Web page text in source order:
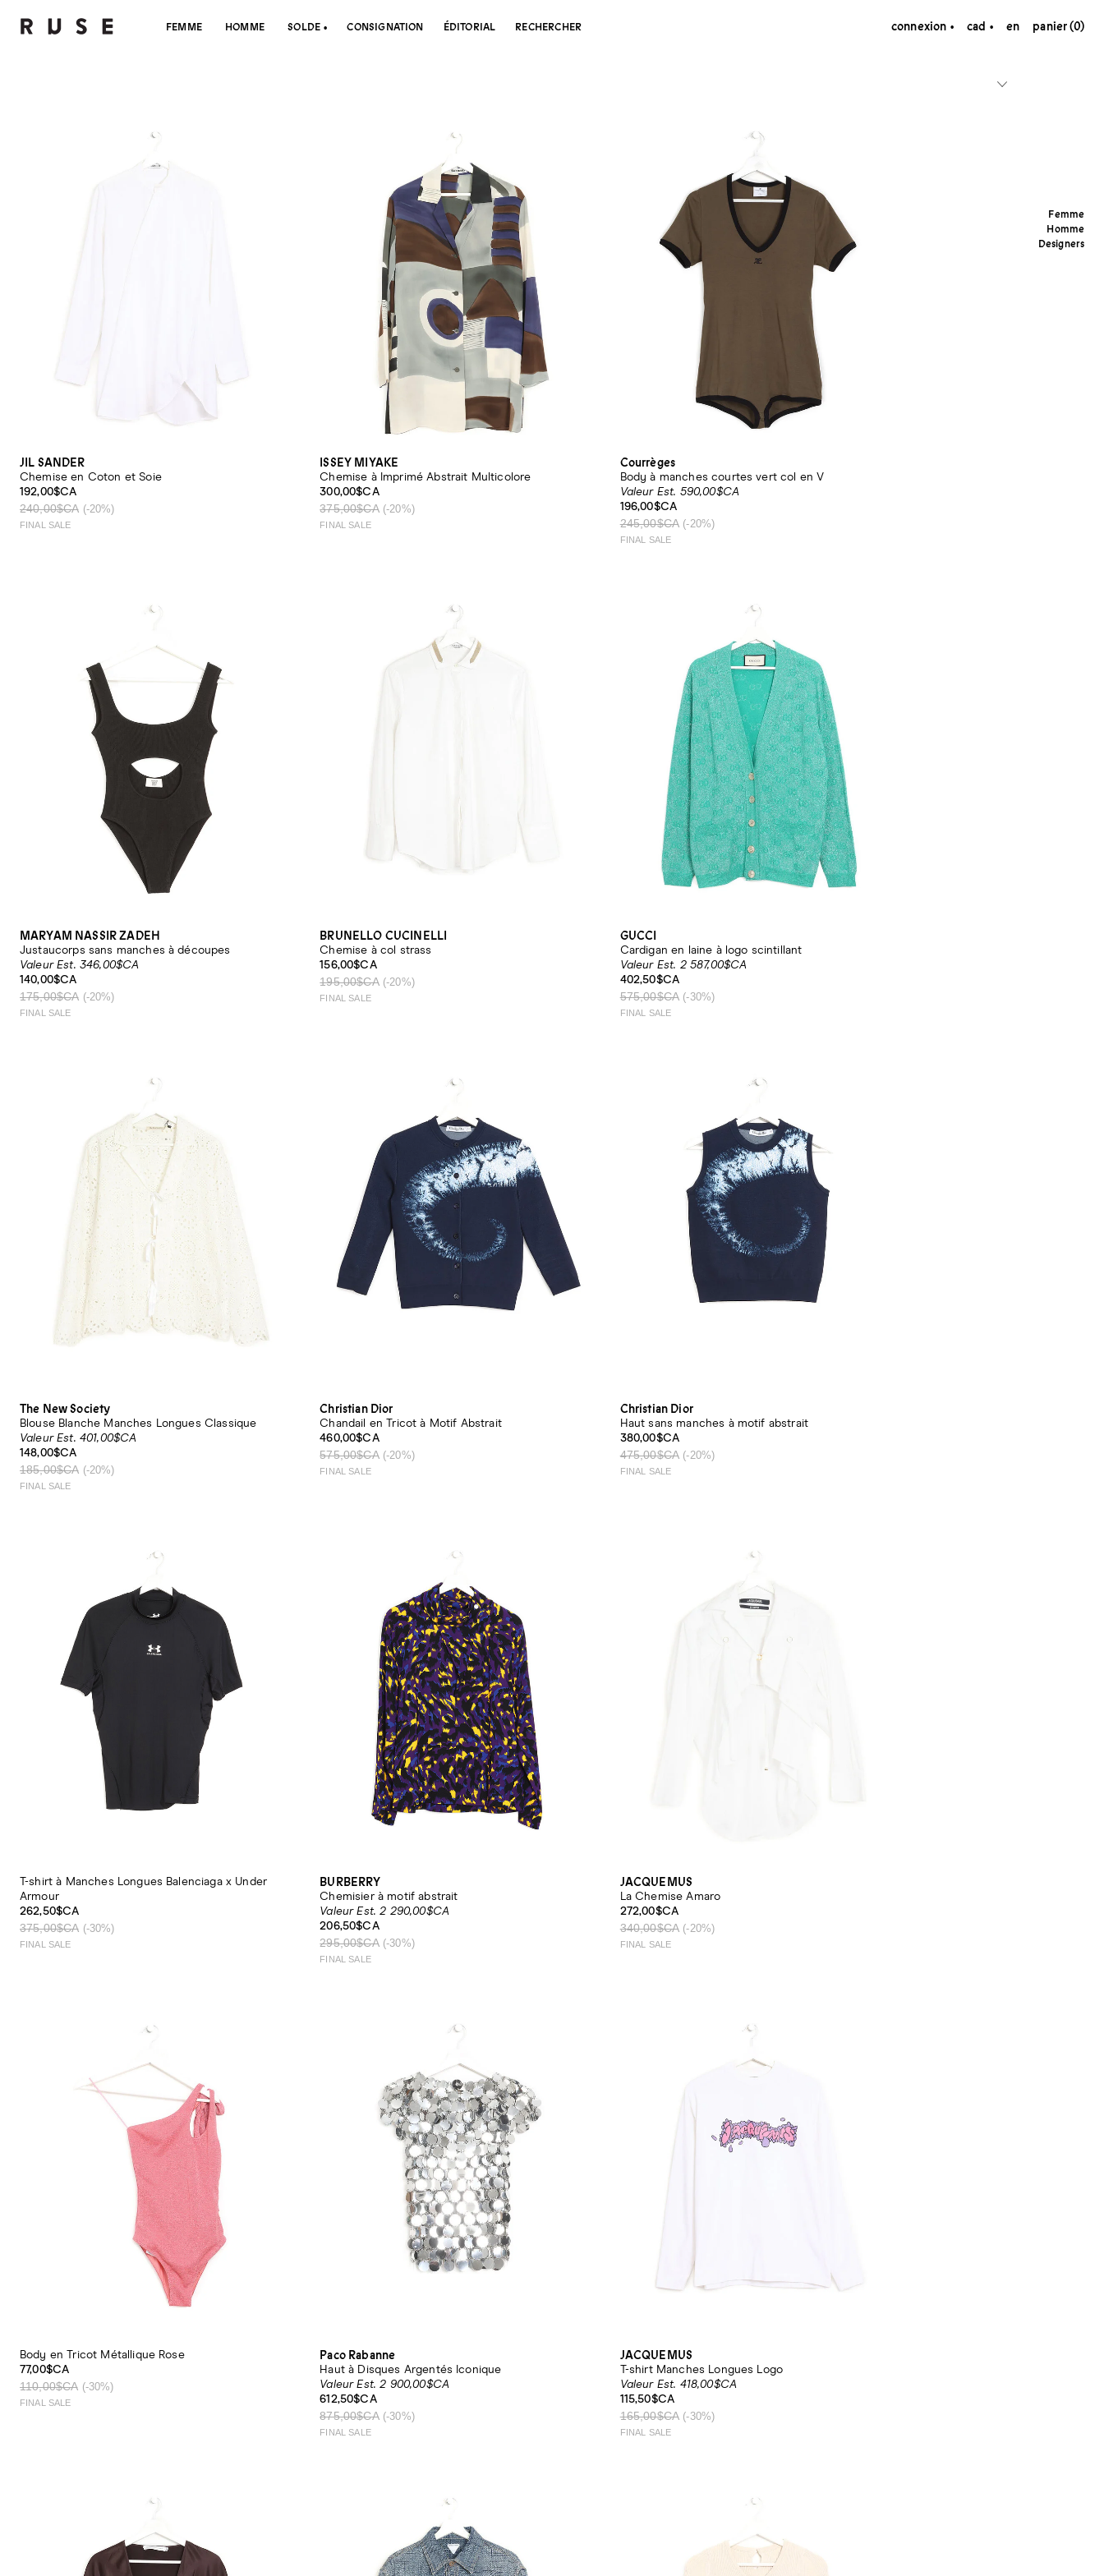
FEMME HOMME SOLDE CONSIGNATION ÉDITORIAL RECHERCHER connexion cad en panier (0)
Femme
Homme
Designers
JIL SANDER
Chemise en Coton et Soie
192,00$CA
240,00$CA (-20%)
FINAL SALE
ISSEY MIYAKE
Chemise à Imprimé Abstrait Multicolore
300,00$CA
375,00$CA (-20%)
FINAL SALE
Courrèges
Body à manches courtes vert col en V
Valeur Est. 590,00$CA
196,00$CA
245,00$CA (-20%)
FINAL SALE
MARYAM NASSIR ZADEH
Justaucorps sans manches à découpes
Valeur Est. 346,00$CA
140,00$CA
175,00$CA (-20%)
FINAL SALE
BRUNELLO CUCINELLI
Chemise à col strass
156,00$CA
195,00$CA (-20%)
FINAL SALE
GUCCI
Cardigan en laine à logo scintillant
Valeur Est. 2 587,00$CA
402,50$CA
575,00$CA (-30%)
FINAL SALE
The New Society
Blouse Blanche Manches Longues Classique
Valeur Est. 401,00$CA
148,00$CA
185,00$CA (-20%)
FINAL SALE
Christian Dior
Chandail en Tricot à Motif Abstrait
460,00$CA
575,00$CA (-20%)
FINAL SALE
Christian Dior
Haut sans manches à motif abstrait
380,00$CA
475,00$CA (-20%)
FINAL SALE
T-shirt à Manches Longues Balenciaga x Under
Armour
262,50$CA
375,00$CA (-30%)
FINAL SALE
BURBERRY
Chemisier à motif abstrait
Valeur Est. 2 290,00$CA
206,50$CA
295,00$CA (-30%)
FINAL SALE
JACQUEMUS
La Chemise Amaro
272,00$CA
340,00$CA (-20%)
FINAL SALE
Body en Tricot Métallique Rose
77,00$CA
110,00$CA (-30%)
FINAL SALE
Paco Rabanne
Haut à Disques Argentés Iconique
Valeur Est. 2 900,00$CA
612,50$CA
875,00$CA (-30%)
FINAL SALE
JACQUEMUS
T-shirt Manches Longues Logo
Valeur Est. 418,00$CA
115,50$CA
165,00$CA (-30%)
FINAL SALE